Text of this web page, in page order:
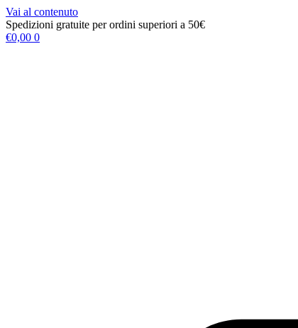
Vai al contenuto
Spedizioni gratuite per ordini superiori a 50€
€0,00 0